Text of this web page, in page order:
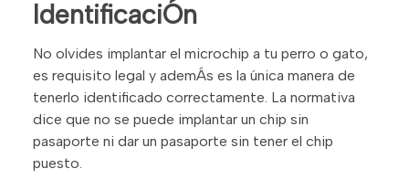
IdentificaciÓn
No olvides implantar el microchip a tu perro o gato,
es requisito legal y ademÁs es la única manera de
tenerlo identificado correctamente. La normativa
dice que no se puede implantar un chip sin
pasaporte ni dar un pasaporte sin tener el chip
puesto.